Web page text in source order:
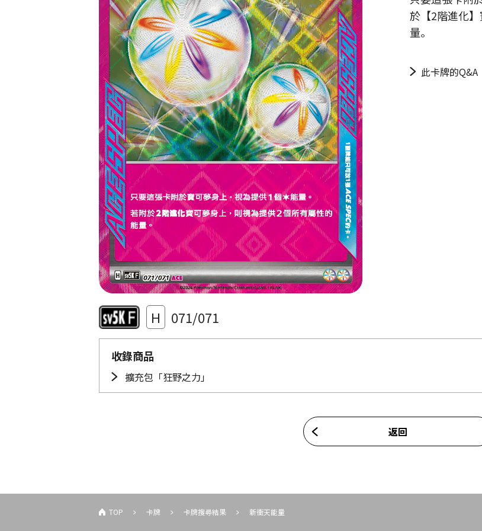
於【2階進化
量。
H 071/071
此卡牌的Q&A
收錄商品
擴充包「狂野之力」
返回
TOP 卡牌 卡牌搜尋結果 新衝天能量